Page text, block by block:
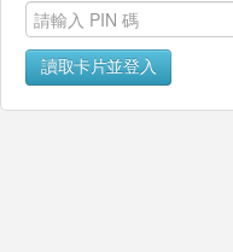
讀取卡片並登入